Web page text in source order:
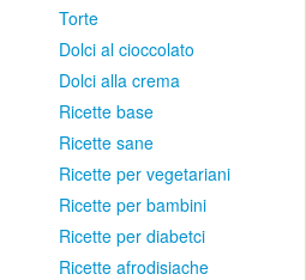
Torte
Dolci al cioccolato
Dolci alla crema
Ricette base
Ricette sane
Ricette per vegetariani
Ricette per bambini
Ricette per diabetci
Ricette afrodisiache